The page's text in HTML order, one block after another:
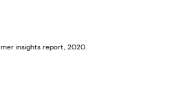
insights report, 2020.